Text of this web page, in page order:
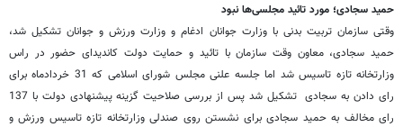
حمید سجادی؛ مورد تائید مجلسی‌ها نبود
وقتی سازمان تربیت بدنی با وزارت جوانان ادغام و وزارت ورزش و جوانان تشکیل شد،
حمید سجادی، معاون وقت سازمان با تائید و حمایت دولت کاندیدای حضور در راس
وزارتخانه تازه تاسیس شد اما جلسه علنی مجلس شورای اسلامی که 31 خردادماه برای
رای دادن به سجادی تشکیل شد پس از بررسی صلاحیت گزینه پیشنهادی دولت با 137
رای مخالف به حمید سجادی برای نشستن روی صندلی وزارتخانه تازه تاسیس ورزش و